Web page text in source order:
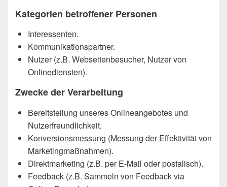
Kategorien betroffener Personen
Interessenten.
Kommunikationspartner.
Nutzer (z.B. Webseitenbesucher, Nutzer von
Onlinediensten).
Zwecke der Verarbeitung
Bereitstellung unseres Onlineangebotes und
Nutzerfreundlichkeit.
Konversionsmessung (Messung der Effektivität von
Marketingmaßnahmen).
Direktmarketing (z.B. per E-Mail oder postalisch).
Feedback (z.B. Sammeln von Feedback via